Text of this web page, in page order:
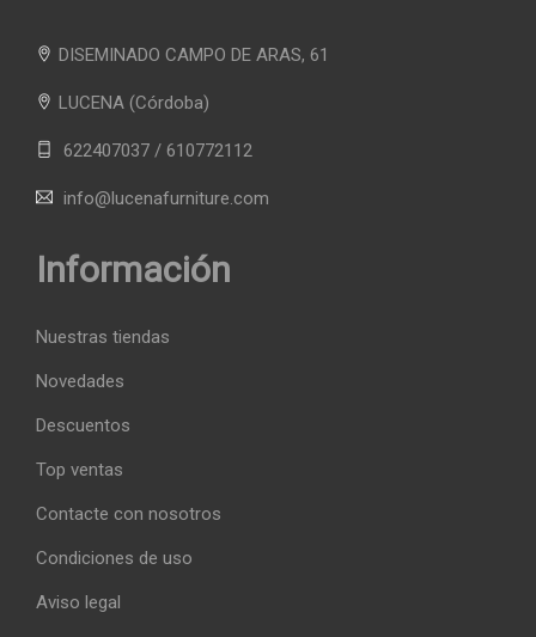
DISEMINADO CAMPO DE ARAS, 61
LUCENA (Córdoba)
622407037 / 610772112
info@lucenafurniture.com
Información
Nuestras tiendas
Novedades
Descuentos
Top ventas
Contacte con nosotros
Condiciones de uso
Aviso legal